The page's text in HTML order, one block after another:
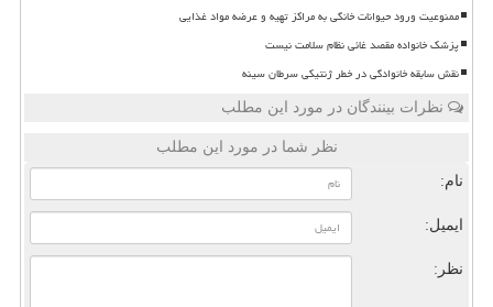
ممنوعیت ورود حیوانات خانگی به مراکز تهیه و عرضه مواد غذایی
پزشک خانواده مقصد غائی نظام سلامت نیست
نقش سابقه خانوادگی در خطر ژنتیکی سرطان سینه
نظرات بینندگان در مورد این مطلب
نظر شما در مورد این مطلب
نام:
ایمیل:
نظر: